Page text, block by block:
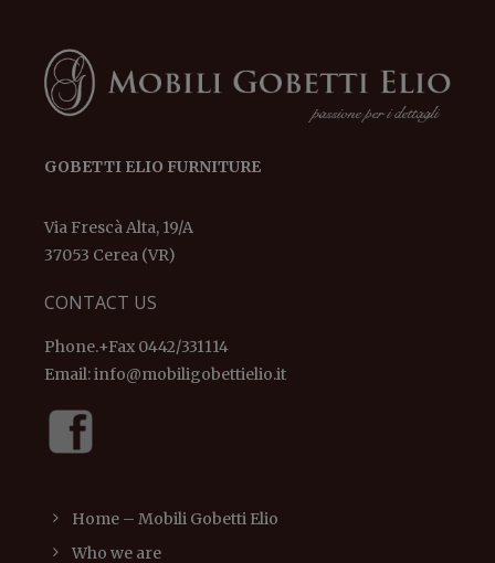
GOBETTI ELIO FURNITURE
Via Frescà Alta, 19/A
37053 Cerea (VR)
CONTACT US
Phone.+Fax 0442/331114
Email:info@mobiligobettielio.it
Home – Mobili Gobetti Elio
Who we are